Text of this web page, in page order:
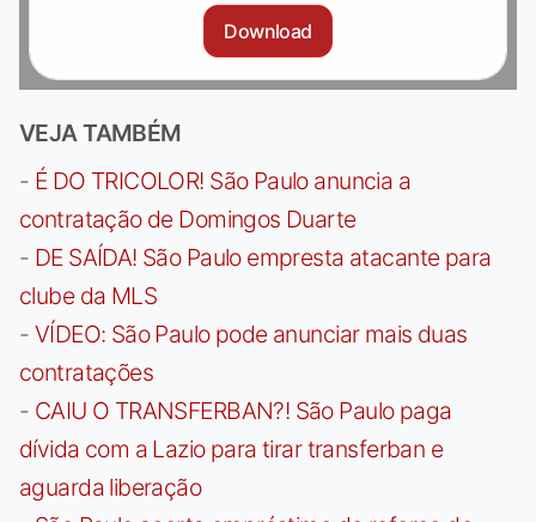
Download
VEJA TAMBÉM
- É DO TRICOLOR! São Paulo anuncia a
contratação de Domingos Duarte
- DE SAÍDA! São Paulo empresta atacante para
clube da MLS
- VÍDEO: São Paulo pode anunciar mais duas
contratações
- CAIU O TRANSFERBAN?! São Paulo paga
dívida com a Lazio para tirar transferban e
aguarda liberação